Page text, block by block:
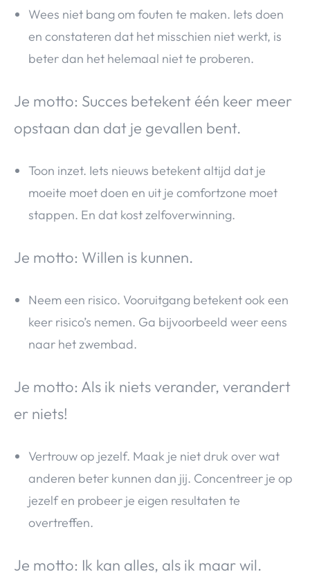
Wees niet bang om fouten te maken. Iets doen
en constateren dat het misschien niet werkt, is
beter dan het helemaal niet te proberen.
Je motto: Succes betekent één keer meer
opstaan dan dat je gevallen bent.
Toon inzet. Iets nieuws betekent altijd dat je
moeite moet doen en uit je comfortzone moet
stappen. En dat kost zelfoverwinning.
Je motto: Willen is kunnen.
Neem een risico. Vooruitgang betekent ook een
keer risico’s nemen. Ga bijvoorbeeld weer eens
naar het zwembad.
Je motto: Als ik niets verander, verandert
er niets!
Vertrouw op jezelf. Maak je niet druk over wat
anderen beter kunnen dan jij. Concentreer je op
jezelf en probeer je eigen resultaten te
overtreffen.
Je motto: Ik kan alles, als ik maar wil.